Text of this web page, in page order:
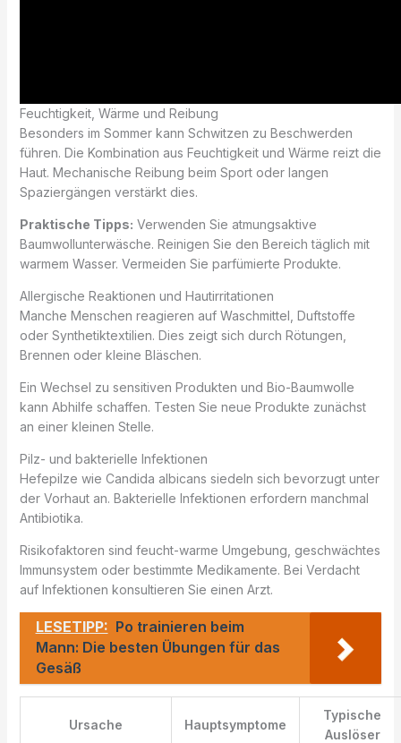
Feuchtigkeit, Wärme und Reibung
Besonders im Sommer kann Schwitzen zu Beschwerden
führen. Die Kombination aus Feuchtigkeit und Wärme reizt die
Haut. Mechanische Reibung beim Sport oder langen
Spaziergängen verstärkt dies.
Praktische Tipps: Verwenden Sie atmungsaktive
Baumwollunterwäsche. Reinigen Sie den Bereich täglich mit
warmem Wasser. Vermeiden Sie parfümierte Produkte.
Allergische Reaktionen und Hautirritationen
Manche Menschen reagieren auf Waschmittel, Duftstoffe
oder Synthetiktextilien. Dies zeigt sich durch Rötungen,
Brennen oder kleine Bläschen.
Ein Wechsel zu sensitiven Produkten und Bio-Baumwolle
kann Abhilfe schaffen. Testen Sie neue Produkte zunächst
an einer kleinen Stelle.
Pilz- und bakterielle Infektionen
Hefepilze wie Candida albicans siedeln sich bevorzugt unter
der Vorhaut an. Bakterielle Infektionen erfordern manchmal
Antibiotika.
Risikofaktoren sind feucht-warme Umgebung, geschwächtes
Immunsystem oder bestimmte Medikamente. Bei Verdacht
auf Infektionen konsultieren Sie einen Arzt.
LESETIPP: Po trainieren beim
Mann: Die besten Übungen für das
Gesäß
Ursache Hauptsymptome
Typische
Auslöser